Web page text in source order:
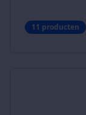
11 producten